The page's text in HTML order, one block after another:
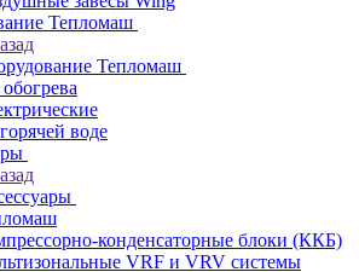
Тепломаш
Тепломаш
обогрева
воде
конденсаторные блоки (ККБ)
VRF и VRV системы